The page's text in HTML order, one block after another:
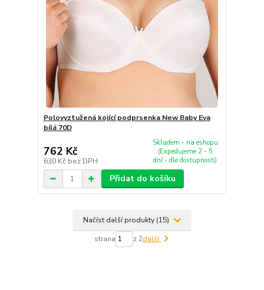
Polovyztužená kojící podprsenka New Baby Eva
bílá 70D
762 Kč
630 Kč bez DPH
Skladem - na eshopu
(Expedujeme 2 - 5
dní - dle dostupnosti)
Přidat do košíku
Načíst další produkty (15)
strana z 2další